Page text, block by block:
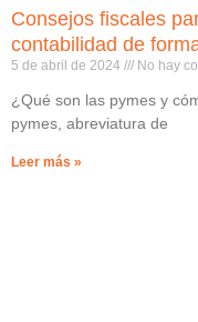
Consejos fiscales
contabilidad de
5 de abril de 2024 No hay
¿Qué son las pymes y
pymes, abreviatura de
Leer más »